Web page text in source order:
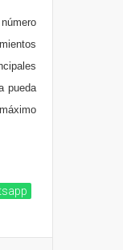
pueda